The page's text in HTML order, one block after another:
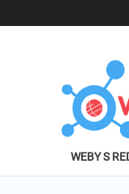
WEBY S